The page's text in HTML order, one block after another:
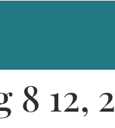
8 12,